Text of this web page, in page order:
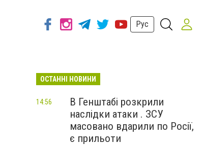
Рус
ОСТАННІ НОВИНИ
В Генштабі розкрили
наслідки атаки . ЗСУ
масовано вдарили по Росії,
є прильоти
14:56